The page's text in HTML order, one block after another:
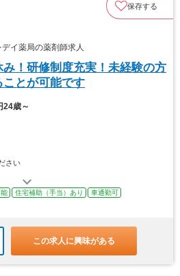
保存する
イ薬局の薬剤師求人
み！研修制度充実！未経験の方
とが可能です
24歳～
さい
住宅補助（手当）あり
車通勤可
この求人に興味がある